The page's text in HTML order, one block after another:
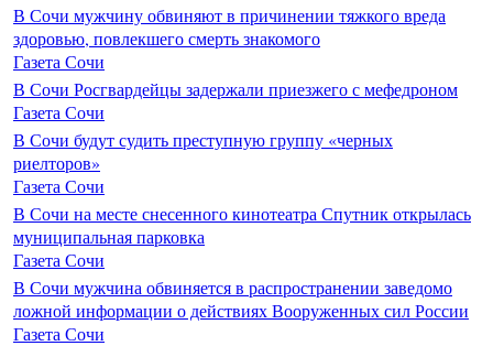
В Сочи мужчину обвиняют в причинении тяжкого вреда
здоровью, повлекшего смерть знакомого
Газета Сочи
В Сочи Росгвардейцы задержали приезжего с мефедроном
Газета Сочи
В Сочи будут судить преступную группу «черных
риелторов»
Газета Сочи
В Сочи на месте снесенного кинотеатра Спутник открылась
муниципальная парковка
Газета Сочи
В Сочи мужчина обвиняется в распространении заведомо
ложной информации о действиях Вооруженных сил России
Газета Сочи